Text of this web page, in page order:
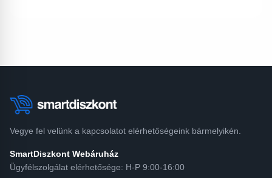
Vegye fel velünk a kapcsolatot elérhetőségeink bármelyikén.
SmartDiszkont Webáruház
Ügyfélszolgálat elérhetősége: H-P 9:00-16:00